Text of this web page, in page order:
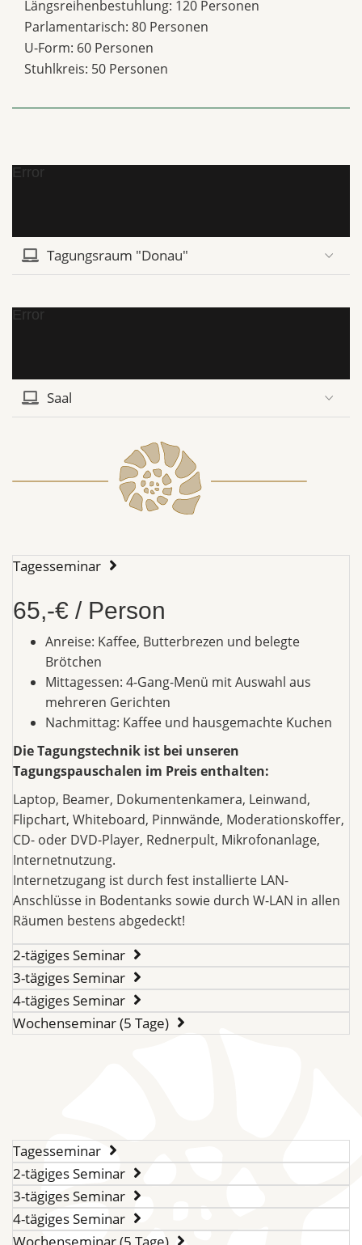
Längsreihenbestuhlung: 120 Personen
Parlamentarisch: 80 Personen
U-Form: 60 Personen
Stuhlkreis: 50 Personen
Error
Tagungsraum "Donau"
Error
Saal
Tagesseminar
65,-€ / Person
Anreise: Kaffee, Butterbrezen und belegte
Brötchen
Mittagessen: 4-Gang-Menü mit Auswahl aus
mehreren Gerichten
Nachmittag: Kaffee und hausgemachte Kuchen
Die Tagungstechnik ist bei unseren
Tagungspauschalen im Preis enthalten:
Laptop, Beamer, Dokumentenkamera, Leinwand,
Flipchart, Whiteboard, Pinnwände, Moderationskoffer,
CD- oder DVD-Player, Rednerpult, Mikrofonanlage,
Internetnutzung.
Internetzugang ist durch fest installierte LAN-
Anschlüsse in Bodentanks sowie durch W-LAN in allen
Räumen bestens abgedeckt!
2-tägiges Seminar
3-tägiges Seminar
4-tägiges Seminar
Wochenseminar (5 Tage)
Tagesseminar
2-tägiges Seminar
3-tägiges Seminar
4-tägiges Seminar